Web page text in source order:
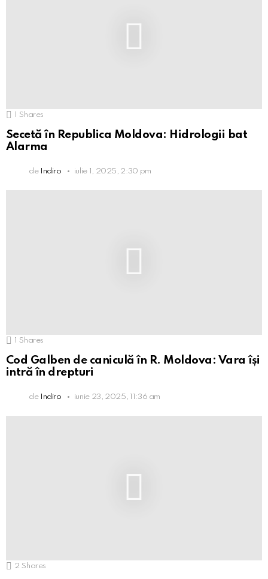
Shares
Secetă în Republica Moldova: Hidrologii bat
Alarma
de Indiro iulie 1, 2025, 2:30 pm
1 Shares
Cod Galben de caniculă în R. Moldova: Vara își
intră în drepturi
de Indiro iunie 23, 2025, 11:36 am
2 Shares